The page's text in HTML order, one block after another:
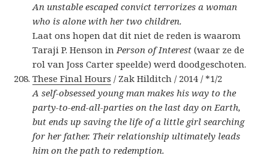
An unstable escaped convict terrorizes a woman
who is alone with her two children.
Laat ons hopen dat dit niet de reden is waarom
Taraji P. Henson inPerson of Interest (waar ze de
rol van Joss Carter speelde) werd doodgeschoten.
These Final Hours / Zak Hilditch / 2014 / *1/2
A self-obsessed young man makes his way to the
party-to-end-all-parties on the last day on Earth,
but ends up saving the life of a little girl searching
for her father. Their relationship ultimately leads
him on the path to redemption.